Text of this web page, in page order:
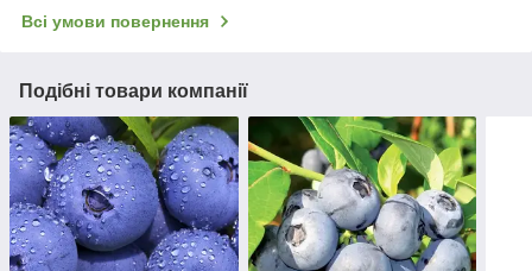
Всі умови повернення
Подібні товари компанії